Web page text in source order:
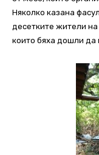
Няколко казана
десетките жители
които бяха дошли да